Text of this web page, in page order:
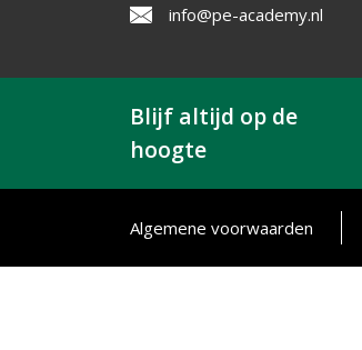
info@pe-academy.nl
Blijf altijd op de
hoogte
Algemene voorwaarden